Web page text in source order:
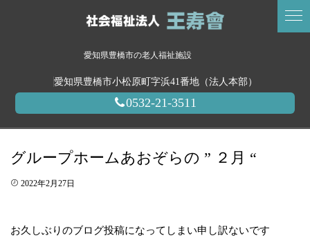
愛知県豊橋市の老人福祉施設
愛知県豊橋市小松原町字浜41番地（法人本部）
0532-21-3511
グループホームあおぞらの ” ２月 “
2022年2月27日
お久しぶりのブログ投稿になってしまい申し訳ないです